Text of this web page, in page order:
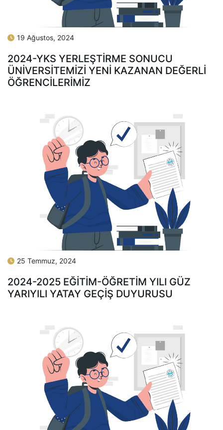
19 Ağustos, 2024
2024-YKS YERLEŞTİRME SONUCU
ÜNİVERSİTEMİZİ YENİ KAZANAN DEĞERLİ
ÖĞRENCİLERİMİZ
25 Temmuz, 2024
2024-2025 EĞİTİM-ÖĞRETİM YILI GÜZ
YARIYILI YATAY GEÇİŞ DUYURUSU